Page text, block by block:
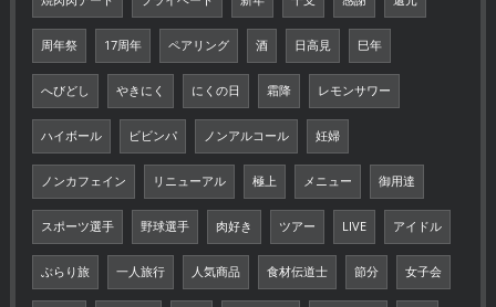
周年祭 17周年 ペアリング 酒 日高見 巳年
へびどし やきにく にくの日 霜降 レモンサワー
ハイボール ビビンパ ノンアルコール 妊婦
ノンカフェイン リニューアル 極上 メニュー 御用達
スポーツ選手 野球選手 肉好き ツアー LIVE アイドル
ぶらり旅 一人旅行 人気商品 食材伝道士 節分 女子会